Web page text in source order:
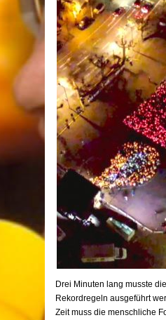
Drei Minuten lang musste
Rekordregeln ausgeführt
Zeit muss die menschliche